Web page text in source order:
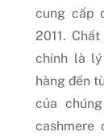
cung cấp
2011.
chính là
hàng đến
của
cashmere